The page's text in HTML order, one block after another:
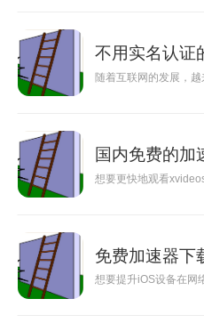
不用实名认证
随着互联网的发展，
国内免费的加
想要更快地观看
免费加速器下
想要提升iOS设备在网